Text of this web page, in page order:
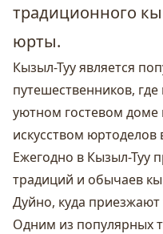
традиционного
юрты.
Кызыл-Туу является
путешественников,
уютном гостевом доме
искусством юртоделов
Ежегодно в Кызыл-Туу
традиций и обычаев
Дуйно, куда
Одним из популярных